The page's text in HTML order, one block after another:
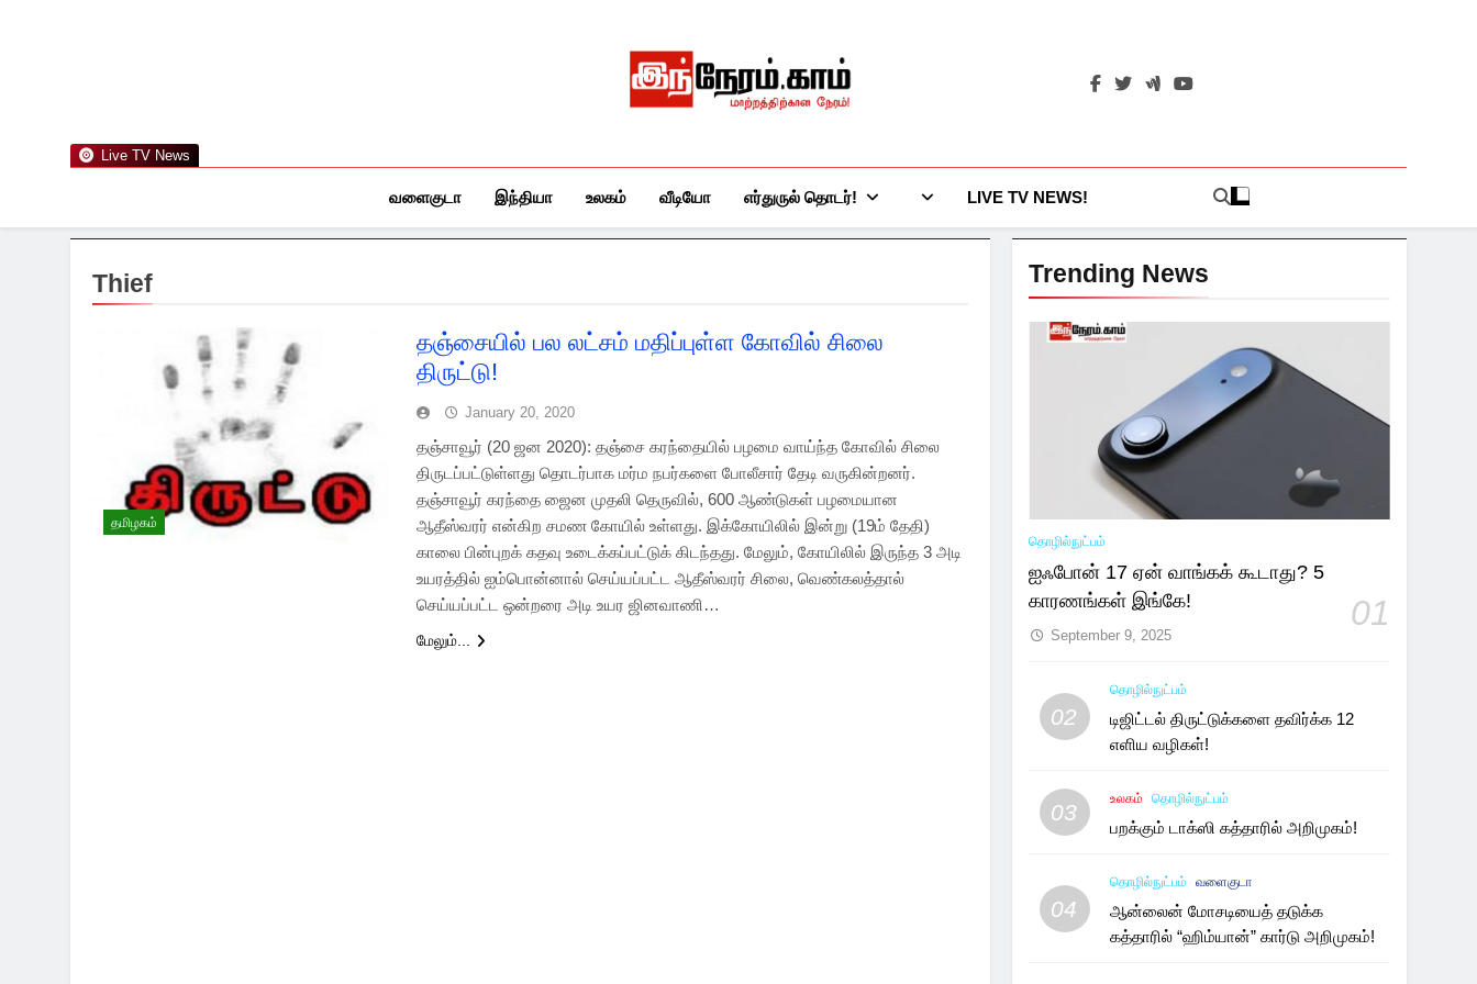
Live TV News இந்நேரம்.காம்
வளைகுடா இந்தியா உலகம் வீடியோ எர்துருல் தொடர்! LIVE TV NEWS!
Thief
தமிழகம்
தஞ்சையில் பல லட்சம் மதிப்புள்ள கோவில் சிலை
திருட்டு!
January 20, 2020
தஞ்சாவூர் (20 ஜன 2020): தஞ்சை கரந்தையில் பழமை வாய்ந்த கோவில் சிலை
திருடப்பட்டுள்ளது தொடர்பாக மர்ம நபர்களை போலீசார் தேடி வருகின்றனர்.
தஞ்சாவூர் கரந்தை ஜைன முதலி தெருவில், 600 ஆண்டுகள் பழமையான
ஆதீஸ்வரர் என்கிற சமண கோயில் உள்ளது. இக்கோயிலில் இன்று (19ம் தேதி)
காலை பின்புறக் கதவு உடைக்கப்பட்டுக் கிடந்தது. மேலும், கோயிலில் இருந்த 3 அடி
உயரத்தில் ஐம்பொன்னால் செய்யப்பட்ட ஆதீஸ்வரர் சிலை, வெண்கலத்தால்
செய்யப்பட்ட ஒன்றரை அடி உயர ஜினவாணி…
மேலும்...
Trending News
தொழில்நுட்பம்
ஐஃபோன் 17 ஏன் வாங்கக் கூடாது? 5
காரணங்கள் இங்கே!
01
September 9, 2025
02
தொழில்நுட்பம்
டிஜிட்டல் திருட்டுக்களை தவிர்க்க 12
எளிய வழிகள்!
03
உலகம் தொழில்நுட்பம்
பறக்கும் டாக்ஸி கத்தாரில் அறிமுகம்!
04
தொழில்நுட்பம் வளைகுடா
ஆன்லைன் மோசடியைத் தடுக்க
கத்தாரில் “ஹிம்யான்” கார்டு அறிமுகம்!